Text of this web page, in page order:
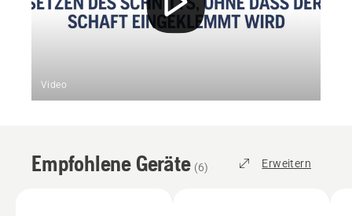
Video
Empfohlene Geräte (6) Erweitern